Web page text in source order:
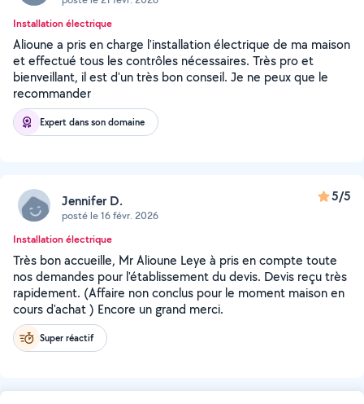
Installation électrique
Alioune a pris en charge l'installation électrique de ma maison
et effectué tous les contrôles nécessaires. Très pro et
bienveillant, il est d'un très bon conseil. Je ne peux que le
recommander
Expert dans son domaine
Jennifer D.
posté le 16 févr. 2026
5/5
Installation électrique
Très bon accueille, Mr Alioune Leye à pris en compte toute
nos demandes pour l'établissement du devis. Devis reçu très
rapidement. (Affaire non conclus pour le moment maison en
cours d'achat ) Encore un grand merci.
Super réactif